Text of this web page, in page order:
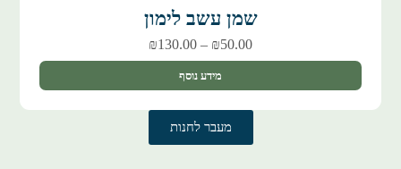
שמן עשב לימון
₪50.00
–
₪130.00
מידע נוסף
מעבר לחנות